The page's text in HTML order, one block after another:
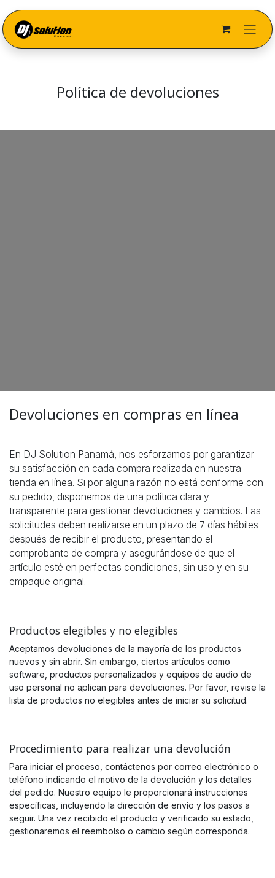
Política de devoluciones
Devoluciones en compras en línea
En DJ Solution Panamá, nos esforzamos por garantizar
su satisfacción en cada compra realizada en nuestra
tienda en línea. Si por alguna razón no está conforme con
su pedido, disponemos de una política clara y
transparente para gestionar devoluciones y cambios. Las
solicitudes deben realizarse en un plazo de 7 días hábiles
después de recibir el producto, presentando el
comprobante de compra y asegurándose de que el
artículo esté en perfectas condiciones, sin uso y en su
empaque original.
Productos elegibles y no elegibles
Aceptamos devoluciones de la mayoría de los productos
nuevos y sin abrir. Sin embargo, ciertos artículos como
software, productos personalizados y equipos de audio de
uso personal no aplican para devoluciones. Por favor, revise la
lista de productos no elegibles antes de iniciar su solicitud.
Procedimiento para realizar una devolución
Para iniciar el proceso, contáctenos por correo electrónico o
teléfono indicando el motivo de la devolución y los detalles
del pedido. Nuestro equipo le proporcionará instrucciones
específicas, incluyendo la dirección de envío y los pasos a
seguir. Una vez recibido el producto y verificado su estado,
gestionaremos el reembolso o cambio según corresponda.